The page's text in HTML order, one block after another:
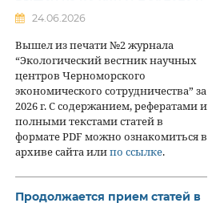
24.06.2026
Вышел из печати №2 журнала
“Экологический вестник научных
центров Черноморского
экономического сотрудничества” за
2026 г. С содержанием, рефератами и
полными текстами статей в
формате PDF можно ознакомиться в
архиве сайта илипо ссылке.
Продолжается прием статей в